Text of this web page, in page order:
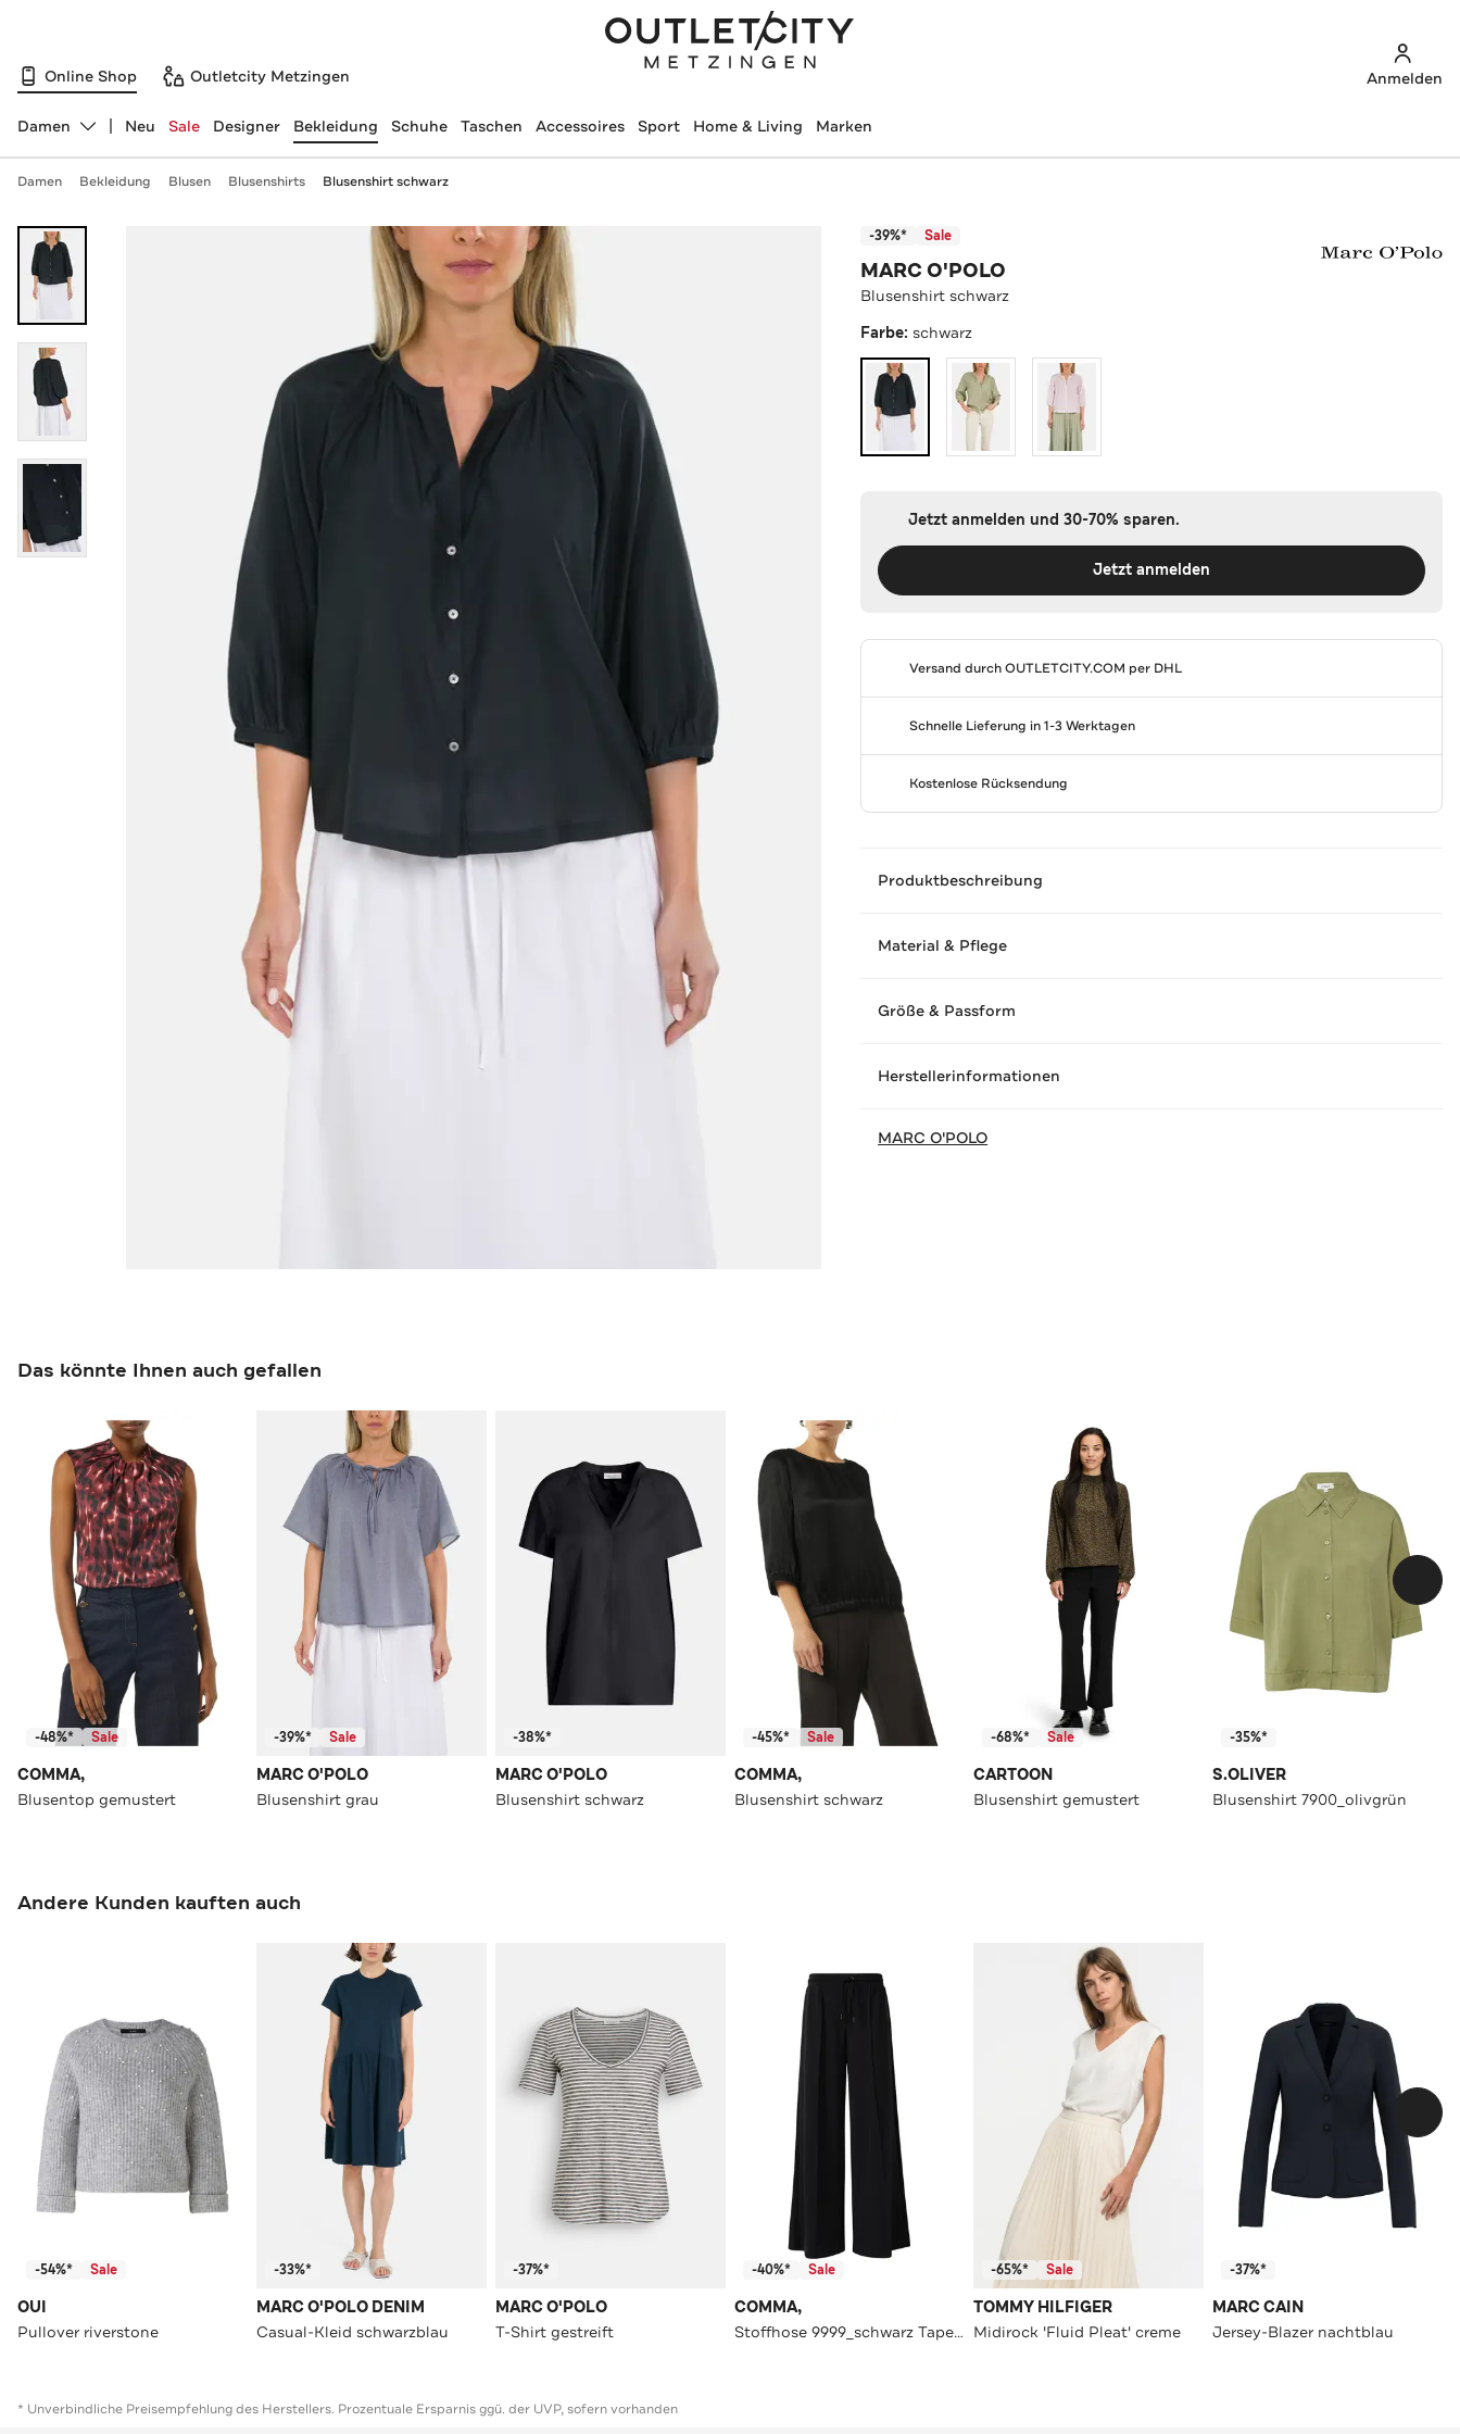
Online Shop Outletcity Metzingen Anmelden
Abteilung ändern, ausgewählt:
Damen Neu Sale Designer Bekleidung Schuhe Taschen Accessoires Sport Home & Living Marken
Damen Bekleidung Blusen Blusenshirts Blusenshirt schwarz
-39%* Sale
MARC O'POLO
Blusenshirt schwarz
Farbe: schwarz
Jetzt anmelden und 30-70% sparen.
Jetzt anmelden
Versand durchOUTLETCITY.COM per DHL
Schnelle Lieferung in 1-3 Werktagen
Kostenlose Rücksendung
Produktbeschreibung
Material & Pflege
Größe & Passform
Herstellerinformationen
MARC O'POLO
Das könnte Ihnen auch gefallen
-48%* Sale
COMMA,
Blusentop gemustert
-39%* Sale
MARC O'POLO
Blusenshirt grau
-38%*
MARC O'POLO
Blusenshirt schwarz
-45%* Sale
COMMA,
Blusenshirt schwarz
-68%* Sale
CARTOON
Blusenshirt gemustert
-35%*
S.OLIVER
Blusenshirt 7900_olivgrün
Andere Kunden kauften auch
-54%* Sale
OUI
Pullover riverstone
-33%*
MARC O'POLO DENIM
Casual-Kleid schwarzblau
-37%*
MARC O'POLO
T-Shirt gestreift
-40%* Sale
COMMA,
Stoffhose 9999_schwarz Tapered
-65%* Sale
TOMMY HILFIGER
Midirock 'Fluid Pleat' creme
-37%*
MARC CAIN
Jersey-Blazer nachtblau
* Unverbindliche Preisempfehlung des Herstellers. Prozentuale Ersparnis ggü. der UVP, sofern vorhanden